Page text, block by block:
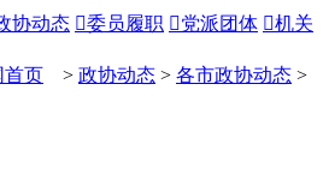
协动态 委员履职 党派团体 机关
首页 > 政协动态 > 各市政协动态 >